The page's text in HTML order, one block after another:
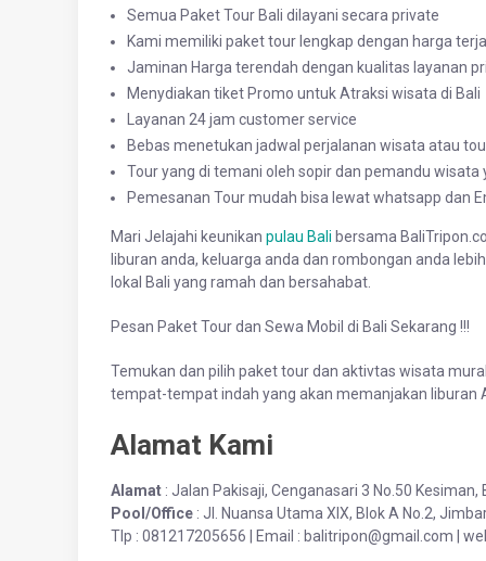
Semua Paket Tour Bali dilayani secara private
Kami memiliki paket tour lengkap dengan harga
Jaminan Harga terendah dengan kualitas layanan
Menydiakan tiket Promo untuk Atraksi wisata di Bali
Layanan 24 jam customer service
Bebas menetukan jadwal perjalanan wisata atau
Tour yang di temani oleh sopir dan pemandu
Pemesanan Tour mudah bisa lewat whatsapp dan
Mari Jelajahi keunikan pulau Bali bersama
liburan anda, keluarga anda dan rombongan anda
lokal Bali yang ramah dan bersahabat.
Pesan Paket Tour dan Sewa Mobil di Bali Sekarang !!!
Temukan dan pilih paket tour dan aktivtas wisata
tempat-tempat indah yang akan memanjakan liburan
Alamat Kami
Alamat : Jalan Pakisaji, Cenganasari 3 No.50 Kesiman,
Pool/Office : Jl. Nuansa Utama XIX, Blok A No.2,
Tlp : 081217205656 | Email : balitripon@gmail.com |